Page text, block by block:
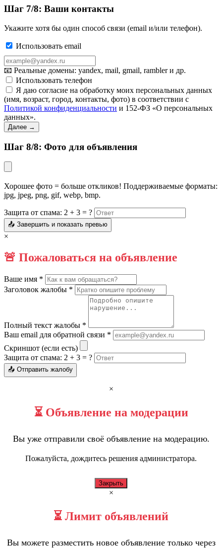
Шаг 7/8: Ваши контакты
Укажите хотя бы один способ связи (email и/или телефон).
Использовать email
📧 Реальные домены: yandex, mail, gmail, rambler и др.
Использовать телефон
Я даю согласие на обработку моих персональных данных
(имя, возраст, город, контакты, фото) в соответствии с
Политикой конфиденциальности и 152-ФЗ «О персональных
данных».
Далее →
Шаг 8/8: Фото для объявления
Хорошее фото = больше откликов! Поддерживаемые форматы:
jpg, jpeg, png, gif, webp, bmp.
Защита от спама: 2 + 3 = ?
📤 Завершить и показать превью
×
🚨 Пожаловаться на объявление
Ваше имя *
Заголовок жалобы *
Полный текст жалобы *
Ваш email для обратной связи *
Скриншот (если есть)
Защита от спама: 2 + 3 = ?
📤 Отправить жалобу
×
⏳ Объявление на модерации
Вы уже отправили своё объявление на модерацию.
Пожалуйста, дождитесь решения администратора.
Закрыть
×
⏳ Лимит объявлений
Вы можете разместить новое объявление только через